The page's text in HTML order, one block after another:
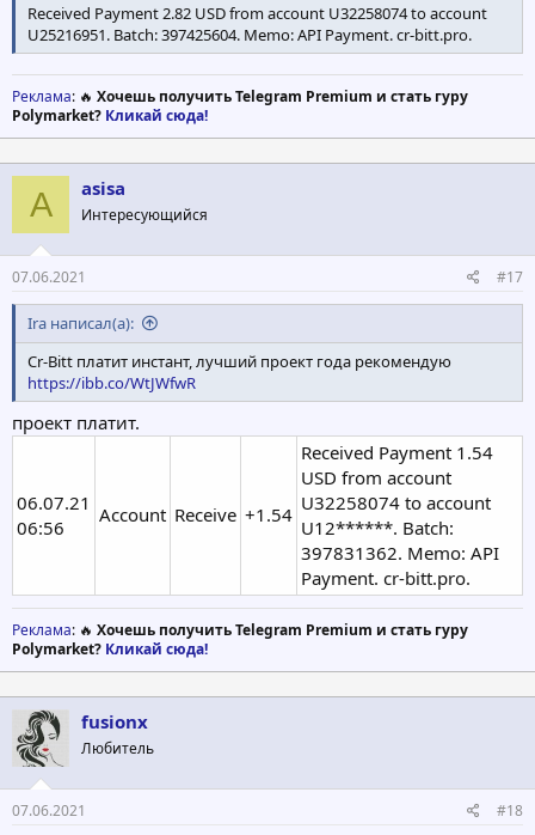
Received Payment 2.82 USD from account U32258074 to account
U25216951. Batch: 397425604. Memo: API Payment. cr-bitt.pro.
Реклама: 🔥 Хочешь получить Telegram Premium и стать гуру
Polymarket? Кликай сюда!
A asisa
Интересующийся
07.06.2021 #17
Ira написал(а):
Cr-Bitt платит инстант, лучший проект года рекомендую
https://ibb.co/WtJWfwR
проект платит.
06.07.21
06:56
Account Receive +1.54
Received Payment 1.54
USD from account
U32258074 to account
U12******. Batch:
397831362. Memo: API
Payment. cr-bitt.pro.
Реклама: 🔥 Хочешь получить Telegram Premium и стать гуру
Polymarket? Кликай сюда!
fusionx
Любитель
07.06.2021 #18